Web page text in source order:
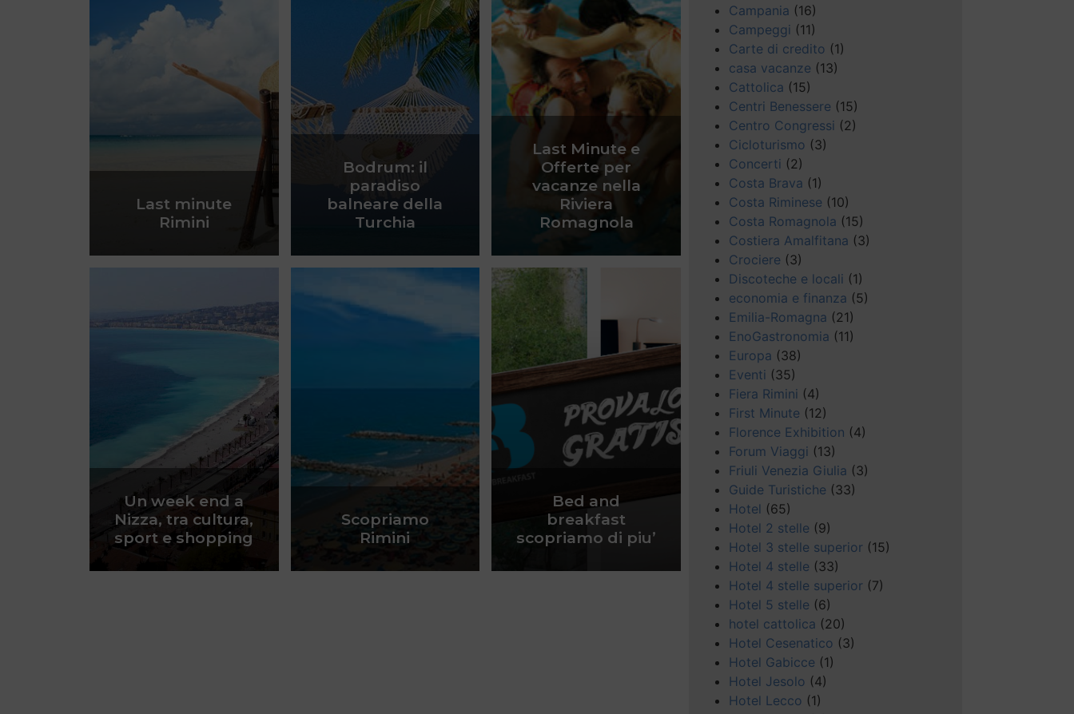
Last minute
Rimini
Bodrum: il
paradiso
balneare della
Turchia
Last Minute e
Offerte per
vacanze nella
Riviera
Romagnola
Un week end a
Nizza, tra cultura,
sport e shopping
Scopriamo
Rimini
Bed and
breakfast
scopriamo di piu’
Campania (16)
Campeggi (11)
Carte di credito (1)
casa vacanze (13)
Cattolica (15)
Centri Benessere (15)
Centro Congressi (2)
Cicloturismo (3)
Concerti (2)
Costa Brava (1)
Costa Riminese (10)
Costa Romagnola (15)
Costiera Amalfitana (3)
Crociere (3)
Discoteche e locali (1)
economia e finanza (5)
Emilia-Romagna (21)
EnoGastronomia (11)
Europa (38)
Eventi (35)
Fiera Rimini (4)
First Minute (12)
Florence Exhibition (4)
Forum Viaggi (13)
Friuli Venezia Giulia (3)
Guide Turistiche (33)
Hotel (65)
Hotel 2 stelle (9)
Hotel 3 stelle superior (15)
Hotel 4 stelle (33)
Hotel 4 stelle superior (7)
Hotel 5 stelle (6)
hotel cattolica (20)
Hotel Cesenatico (3)
Hotel Gabicce (1)
Hotel Jesolo (4)
Hotel Lecco (1)